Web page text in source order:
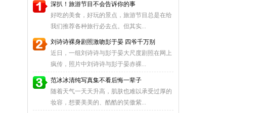
深扒！旅游节目不会告诉你的事
好吃的美食，好玩的景点，旅游节目总是在给
我们推荐各种旅行必去点。但其实...
刘诗诗裸身剧照激吻彭于晏 四爷千万别
近日，一组刘诗诗与彭于晏大尺度剧照在网上
疯传，照片中刘诗诗与彭于晏赤裸...
范冰冰清纯写真集不看后悔一辈子
随着天气一天天升高，肌肤也难以承受过厚的
妆容，想要美美的、酷酷的笑傲紫...